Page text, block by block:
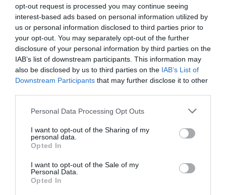
opt-out request is processed you may continue seeing
interest-based ads based on personal information utilized by
us or personal information disclosed to third parties prior to
your opt-out. You may separately opt-out of the further
disclosure of your personal information by third parties on the
IAB’s list of downstream participants. This information may
also be disclosed by us to third parties on the IAB’s List of
Downstream Participants that may further disclose it to other
Please note that this website/app uses one or more Google
not limited to your visit or usage behaviour. You may click to
grant or deny consent to Google and its third-party tags to
use your data for below specified purposes in below Google
consent section.
Personal Data Processing Opt Outs
I want to opt-out of the Sharing of my
personal data.
Opted In
I want to opt-out of the Sale of my
Personal Data.
Opted In